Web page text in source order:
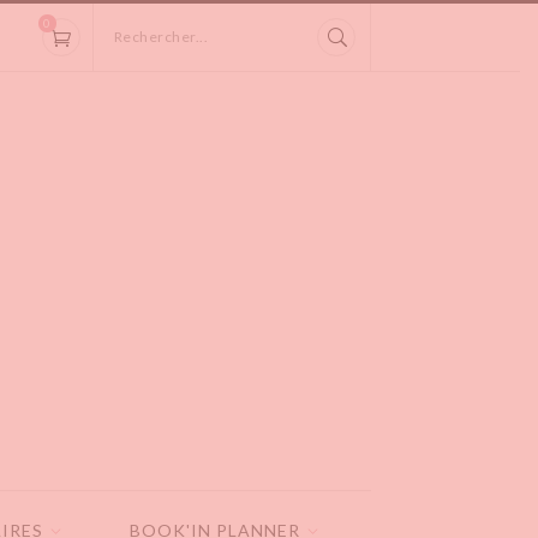
Rechercher...
0
BOOK'IN PLANNER